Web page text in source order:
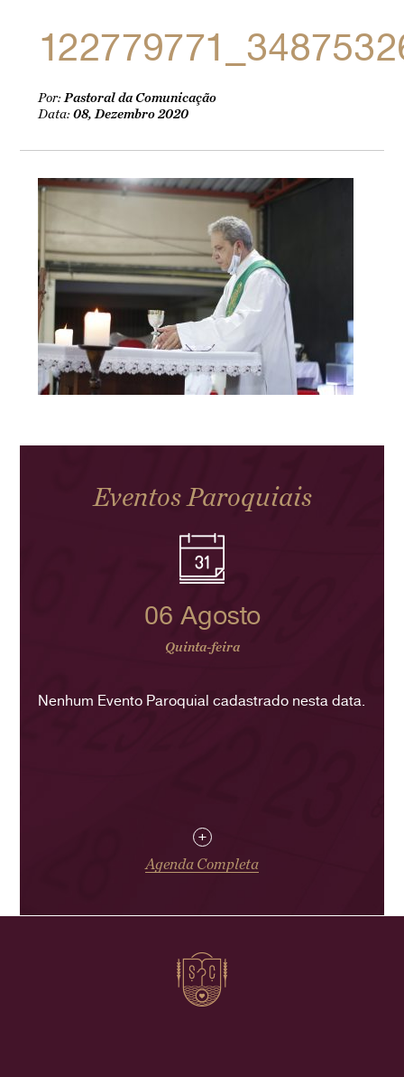
Por:Pastoral da Comunicação
Data:08, Dezembro 2020
Eventos Paroquiais
06 Agosto
Quinta-feira
Nenhum Evento Paroquial cadastrado nesta data.
+
Agenda Completa